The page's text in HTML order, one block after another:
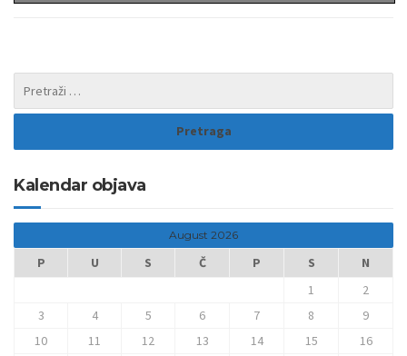
Kalendar objava
August 2026
P U S Č P S
N
1
2
3
4 5 6 7 8
9
10
11 12 13 14 15 16